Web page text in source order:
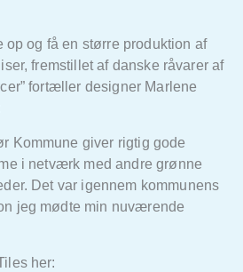
op og få en større produktion af
fremstillet af danske råvarer af
fortæller designer Marlene
Kommune giver rigtig gode
i netværk med andre grønne
Det var igennem kommunens
jeg mødte min nuværende
her: